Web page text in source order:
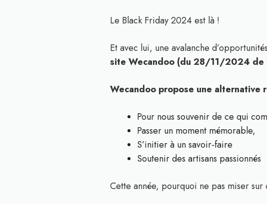
Le Black Friday 2024 est là !
Et avec lui, une avalanche
site Wecandoo (du 28/11/2024
Wecandoo propose une alternative
Pour nous souvenir de ce qui
Passer un moment mémorable,
S’initier à un savoir-faire
Soutenir des artisans passionnés
Cette année, pourquoi ne pas miser